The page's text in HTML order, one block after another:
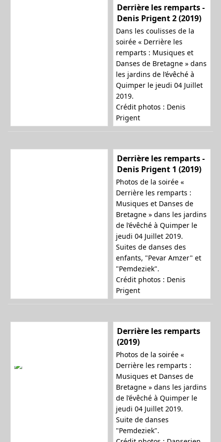
Derrière les remparts -
Denis Prigent 2 (2019)
Dans les coulisses de la
soirée « Derrière les
remparts : Musiques et
Danses de Bretagne » dans
les jardins de l’évêché à
Quimper le jeudi 04 Juillet
2019.
Crédit photos : Denis
Prigent
Derrière les remparts -
Denis Prigent 1 (2019)
Photos de la soirée «
Derrière les remparts :
Musiques et Danses de
Bretagne » dans les jardins
de l’évêché à Quimper le
jeudi 04 Juillet 2019.
Suites de danses des
enfants, "Pevar Amzer" et
"Pemdeziek".
Crédit photos : Denis
Prigent
Derrière les remparts
(2019)
Photos de la soirée «
Derrière les remparts :
Musiques et Danses de
Bretagne » dans les jardins
de l’évêché à Quimper le
jeudi 04 Juillet 2019.
Suite de danses
"Pemdeziek".